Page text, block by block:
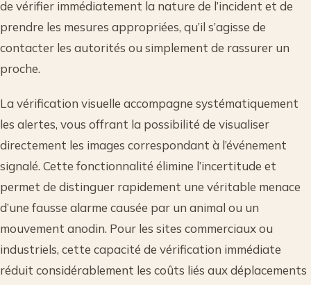
de vérifier immédiatement la nature de l’incident et de
prendre les mesures appropriées, qu’il s’agisse de
contacter les autorités ou simplement de rassurer un
proche.
La vérification visuelle accompagne systématiquement
les alertes, vous offrant la possibilité de visualiser
directement les images correspondant à l’événement
signalé. Cette fonctionnalité élimine l’incertitude et
permet de distinguer rapidement une véritable menace
d’une fausse alarme causée par un animal ou un
mouvement anodin. Pour les sites commerciaux ou
industriels, cette capacité de vérification immédiate
réduit considérablement les coûts liés aux déplacements